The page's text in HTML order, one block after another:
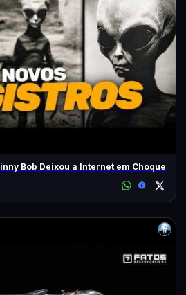
Bob Deixou a Internet em Choque